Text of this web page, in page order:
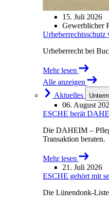
15. Juli 2026
Gewerblicher
Urheberrecht bei
Mehr lesen
Alle anzeigen
Aktuelles
06. August
ESCHE berät
Die DAHEIM –
Transaktion beraten.
Mehr lesen
21. Juli 2026
ESCHE gehört mit
Die Lünendonk-